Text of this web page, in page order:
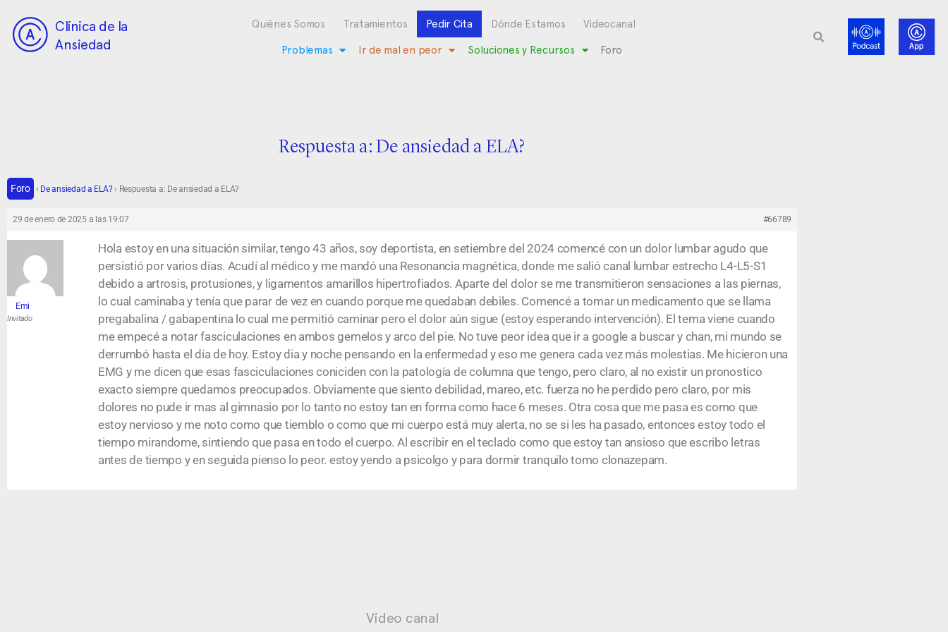
Clínica de la
Ansiedad
Quiénes Somos Tratamientos Pedir Cita Dónde Estamos Videocanal
Problemas Ir de mal en peor Soluciones y Recursos Foro
Respuesta a: De ansiedad a ELA?
Foro › De ansiedad a ELA?› Respuesta a: De ansiedad a ELA?
29 de enero de 2025 a las 19:07 #66789
Emi
Invitado
Hola estoy en una situación similar, tengo 43 años, soy deportista, en setiembre del 2024 comencé con un dolor lumbar agudo que
persistió por varios días. Acudí al médico y me mandó una Resonancia magnética, donde me salió canal lumbar estrecho L4-L5-S1
debido a artrosis, protusiones, y ligamentos amarillos hipertrofiados. Aparte del dolor se me transmitieron sensaciones a las piernas,
lo cual caminaba y tenía que parar de vez en cuando porque me quedaban debiles. Comencé a tomar un medicamento que se llama
pregabalina / gabapentina lo cual me permitió caminar pero el dolor aún sigue (estoy esperando intervención). El tema viene cuando
me empecé a notar fasciculaciones en ambos gemelos y arco del pie. No tuve peor idea que ir a google a buscar y chan, mi mundo se
derrumbó hasta el día de hoy. Estoy dia y noche pensando en la enfermedad y eso me genera cada vez más molestias. Me hicieron una
EMG y me dicen que esas fasciculaciones coniciden con la patología de columna que tengo, pero claro, al no existir un pronostico
exacto siempre quedamos preocupados. Obviamente que siento debilidad, mareo, etc. fuerza no he perdido pero claro, por mis
dolores no pude ir mas al gimnasio por lo tanto no estoy tan en forma como hace 6 meses. Otra cosa que me pasa es como que
estoy nervioso y me noto como que tiemblo o como que mi cuerpo está muy alerta, no se si les ha pasado, entonces estoy todo el
tiempo mirandome, sintiendo que pasa en todo el cuerpo. Al escribir en el teclado como que estoy tan ansioso que escribo letras
antes de tiempo y en seguida pienso lo peor. estoy yendo a psicolgo y para dormir tranquilo tomo clonazepam.
Vídeo canal